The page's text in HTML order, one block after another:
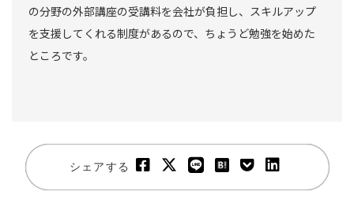
の分野の外部講座の受講料を会社が負担し、スキルアップ
を支援してくれる制度があるので、ちょうど勉強を始めた
ところです。
シェアする